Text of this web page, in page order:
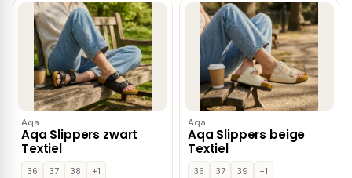
Aqa
Aqa Slippers zwart
Textiel
36 37 38
+1
Aqa
Aqa Slippers beige
Textiel
36 37 39
+1